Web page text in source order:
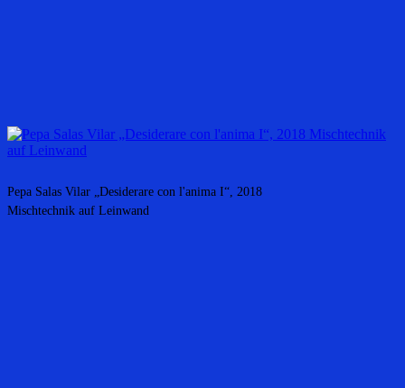
Pepa Salas Vilar „Desiderare con l'anima I“, 2018
Mischtechnik auf Leinwand